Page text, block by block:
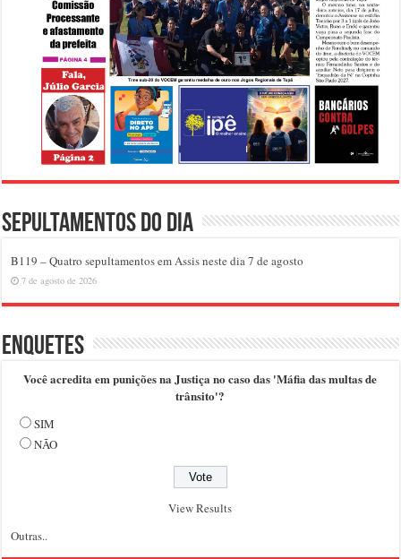
Sepultamentos do dia
B119 – Quatro sepultamentos em Assis neste dia 7 de agosto
7 de agosto de 2026
Enquetes
Você acredita em punições na Justiça no caso das 'Máfia das multas de
trânsito'?
SIM
NÃO
View Results
Outras..